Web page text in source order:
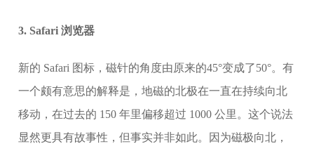
3. Safari 浏览器
新的 Safari 图标，磁针的角度由原来的45°变成了50°。有
一个颇有意思的解释是，地磁的北极在一直在持续向北
移动，在过去的 150 年里偏移超过 1000 公里。这个说法
显然更具有故事性，但事实并非如此。因为磁极向北，